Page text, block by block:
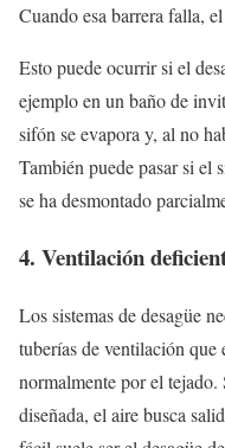
Cuando esa barrera falla,
Esto puede ocurrir si el
ejemplo en un baño de
sifón se evapora y, al no
También puede pasar si el
se ha desmontado
4. Ventilación
Los sistemas de desagüe
tuberías de ventilación que
normalmente por el tejado.
diseñada, el aire busca